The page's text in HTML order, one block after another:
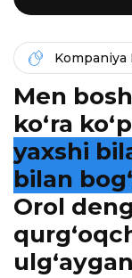
Kompaniya
Men
ko‘ra
yaxshi
bilan
Orol